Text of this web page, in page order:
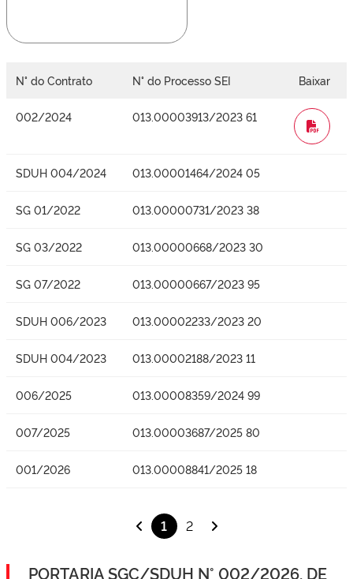
N° do Contrato N° do Processo SEI Baixar
002/2024 013.00003913/2023 61
WORD
SDUH 004/2024 013.00001464/2024 05
SG 01/2022 013.00000731/2023 38
SG 03/2022 013.00000668/2023 30
SG 07/2022 013.00000667/2023 95
SDUH 006/2023 013.00002233/2023 20
SDUH 004/2023 013.00002188/2023 11
006/2025 013.00008359/2024 99
007/2025 013.00003687/2025 80
001/2026 013.00008841/2025 18
1 2
PORTARIA SGC/SDUH N° 002/2026, DE